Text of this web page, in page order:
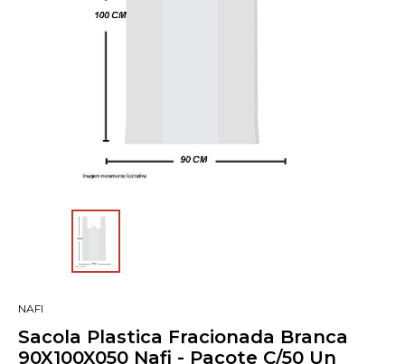
NAFI
Sacola Plastica Fracionada Branca
90X100X050 Nafi - Pacote C/50 Un